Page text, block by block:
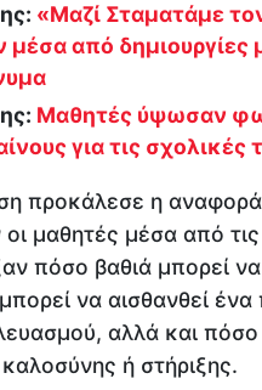
«Μαζί Σταματάμε
μέσα από δημιουργίες
Μαθητές ύψωσαν
για τις σχολικές
προκάλεσε η
μαθητές μέσα από
πόσο βαθιά μπορεί
να αισθανθεί ένα
αλλά και
ή στήριξης.